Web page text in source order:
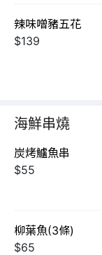
辣味噌豬五花
$139
海鮮串燒
炭烤鱸魚串
$55
柳葉魚(3條)
$65